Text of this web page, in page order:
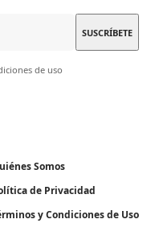
de uso
Somos
de Privacidad
y Condiciones de Uso